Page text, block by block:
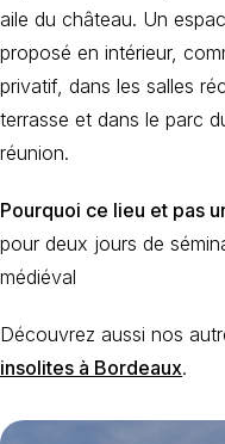
aile du château. Un
proposé en intérieur,
privatif, dans les salles
terrasse et dans le parc
réunion.
Pourquoi ce lieu et pas
pour deux jours de
médiéval
Découvrez aussi nos
insolites à Bordeaux.